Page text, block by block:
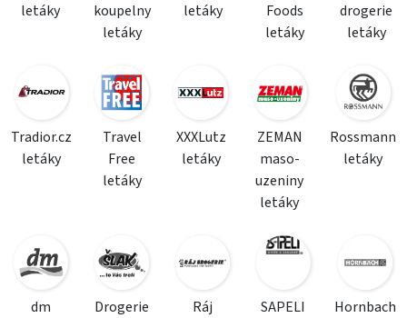
letáky
koupelny
letáky
letáky
Foods
letáky
drogerie
letáky
Tradior.cz
letáky
Travel
Free
letáky
XXXLutz
letáky
ZEMAN
maso-
uzeniny
letáky
Rossmann
letáky
dm
Drogerie
Ráj
SAPELI
Hornbach